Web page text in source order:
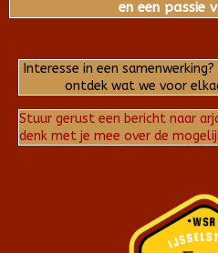
en een passie
Interesse in een
ontdek wat we voor
Stuur gerust een bericht naar
denk met je mee over de